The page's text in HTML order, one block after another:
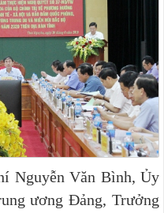
Văn Bình, Ủy
ương Đảng, Trưởng